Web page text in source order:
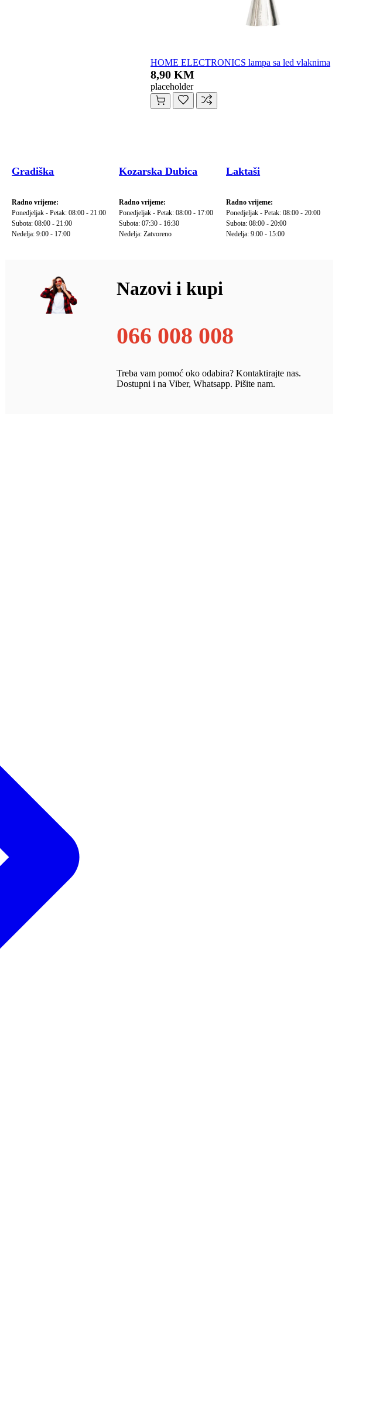
HOME ELECTRONICS lampa sa led vlaknima
8,90 KM
placeholder
Gradiška
Radno vrijeme:
Ponedjeljak - Petak: 08:00 - 21:00
Subota: 08:00 - 21:00
Nedelja: 9:00 - 17:00
Kozarska Dubica
Radno vrijeme:
Ponedjeljak - Petak: 08:00 - 17:00
Subota: 07:30 - 16:30
Nedelja: Zatvoreno
Laktaši
Radno vrijeme:
Ponedjeljak - Petak: 08:00 - 20:00
Subota: 08:00 - 20:00
Nedelja: 9:00 - 15:00
Nazovi i kupi
066 008 008
Treba vam pomoć oko odabira? Kontaktirajte nas.
Dostupni i na Viber, Whatsapp. Pišite nam.